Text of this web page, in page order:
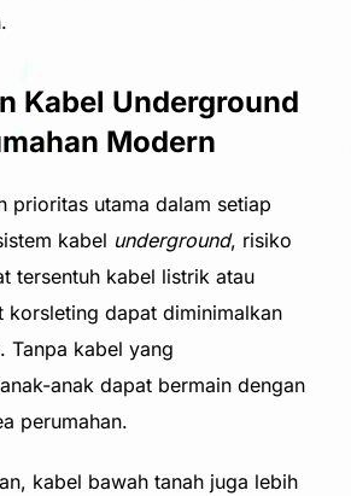
Kabel Underground
Modern
prioritas utama dalam setiap
kabel underground, risiko
tersentuh kabel listrik atau
korsleting dapat diminimalkan
Tanpa kabel yang
anak dapat bermain dengan
perumahan.
kabel bawah tanah juga lebih